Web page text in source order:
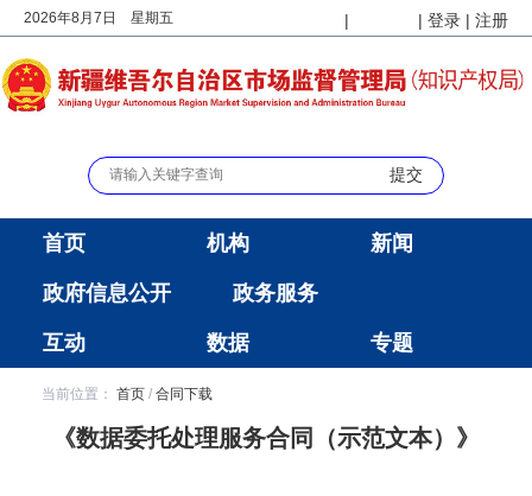
2026年8月7日 星期五 | | 登录 | 注册
首页 机构 新闻
政府信息公开 政务服务
互动 数据 专题
当前位置： 首页 / 合同下载
《数据委托处理服务合同（示范文本）》